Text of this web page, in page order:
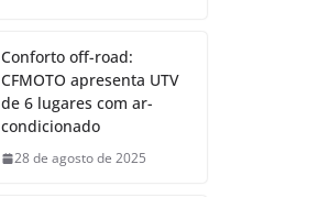
Conforto off-road:
CFMOTO apresenta UTV
de 6 lugares com ar-
condicionado
28 de agosto de 2025